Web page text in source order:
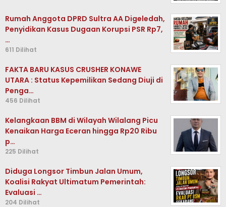
Rumah Anggota DPRD Sultra AA Digeledah,
Penyidikan Kasus Dugaan Korupsi PSR Rp7,
…
611 Dilihat
FAKTA BARU KASUS CRUSHER KONAWE
UTARA : Status Kepemilikan Sedang Diuji di
Penga…
456 Dilihat
Kelangkaan BBM di Wilayah Wilalang Picu
Kenaikan Harga Eceran hingga Rp20 Ribu
p…
225 Dilihat
Diduga Longsor Timbun Jalan Umum,
Koalisi Rakyat Ultimatum Pemerintah:
Evaluasi …
204 Dilihat